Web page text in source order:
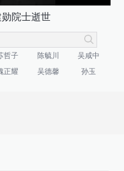
院士逝世
哲子 陈毓川
吴咸中
正耀 吴德馨 孙玉